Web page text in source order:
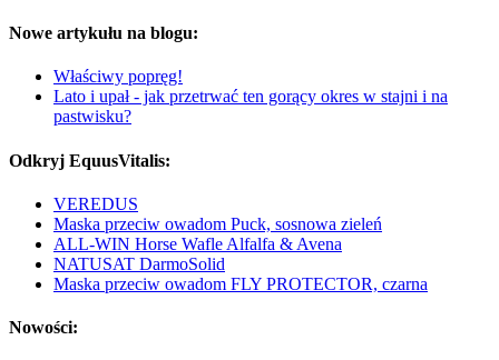
Nowe artykułu na blogu:
Właściwy popręg!
Lato i upał - jak przetrwać ten gorący okres w stajni i na
pastwisku?
Odkryj EquusVitalis:
VEREDUS
Maska przeciw owadom Puck, sosnowa zieleń
ALL-WIN Horse Wafle Alfalfa & Avena
NATUSAT DarmoSolid
Maska przeciw owadom FLY PROTECTOR, czarna
Nowości: